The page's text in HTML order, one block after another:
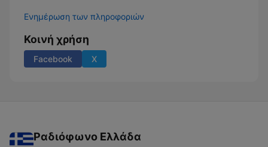
Ενημέρωση των πληροφοριών
Κοινή χρήση
Facebook X
Ραδιόφωνο Ελλάδα